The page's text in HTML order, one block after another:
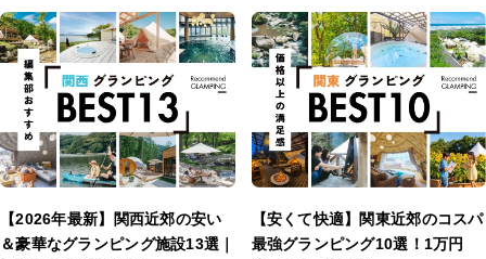
【2026年最新】関西近郊の安い
＆豪華なグランピング施設13選｜
【安くて快適】関東近郊のコスパ
最強グランピング10選！1万円